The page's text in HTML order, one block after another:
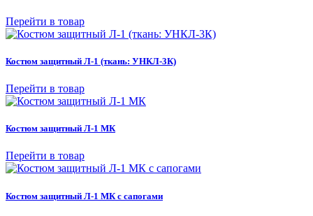
Перейти в товар
Костюм защитный Л-1 (ткань: УНКЛ-3К)
Перейти в товар
Костюм защитный Л-1 МК
Перейти в товар
Костюм защитный Л-1 МК с сапогами